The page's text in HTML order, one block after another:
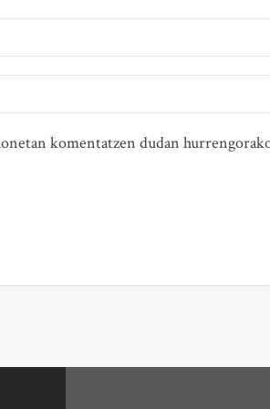
komentatzen dudan